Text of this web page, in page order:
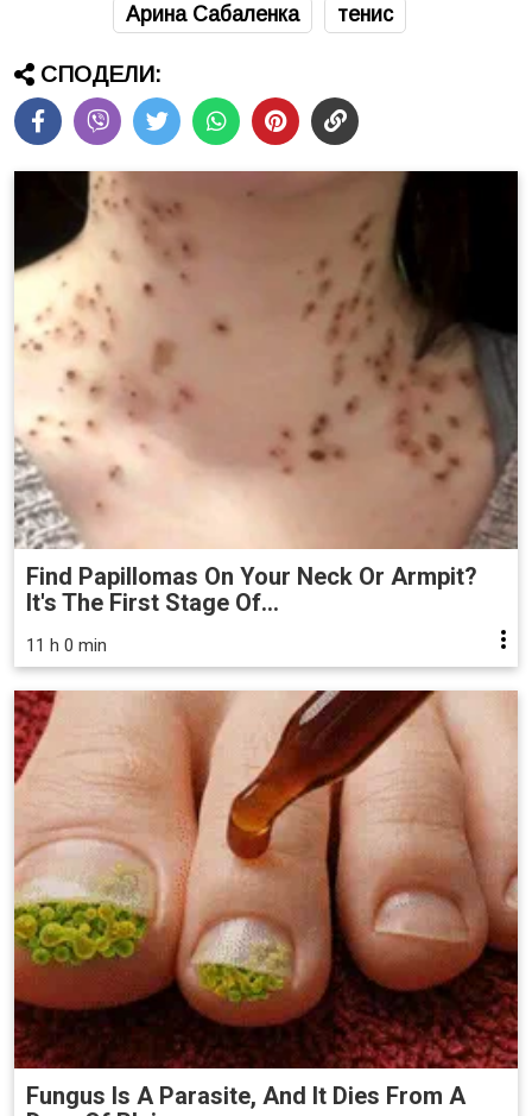
Арина Сабаленка
тенис
СПОДЕЛИ:
Find Papillomas On Your Neck Or Armpit?
It's The First Stage Of...
11 h 0 min
Fungus Is A Parasite, And It Dies From A